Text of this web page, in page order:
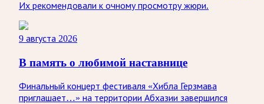
Их рекомендовали к очному просмотру жюри.
9 августа 2026
В память о любимой наставнице
Финальный концерт фестиваля «Хибла Герзмава
приглашает…» на территории Абхазии завершился